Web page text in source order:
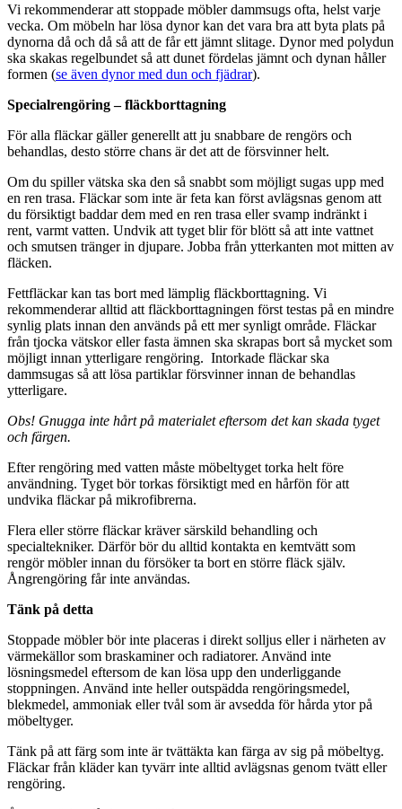
Vi rekommenderar att stoppade möbler dammsugs ofta, helst varje
vecka. Om möbeln har lösa dynor kan det vara bra att byta plats på
dynorna då och då så att de får ett jämnt slitage. Dynor med polydun
ska skakas regelbundet så att dunet fördelas jämnt och dynan håller
formen (se även dynor med dun och fjädrar).
Specialrengöring – fläckborttagning
För alla fläckar gäller generellt att ju snabbare de rengörs och
behandlas, desto större chans är det att de försvinner helt.
Om du spiller vätska ska den så snabbt som möjligt sugas upp med
en ren trasa. Fläckar som inte är feta kan först avlägsnas genom att
du försiktigt baddar dem med en ren trasa eller svamp indränkt i
rent, varmt vatten. Undvik att tyget blir för blött så att inte vattnet
och smutsen tränger in djupare. Jobba från ytterkanten mot mitten av
fläcken.
Fettfläckar kan tas bort med lämplig fläckborttagning. Vi
rekommenderar alltid att fläckborttagningen först testas på en mindre
synlig plats innan den används på ett mer synligt område. Fläckar
från tjocka vätskor eller fasta ämnen ska skrapas bort så mycket som
möjligt innan ytterligare rengöring. Intorkade fläckar ska
dammsugas så att lösa partiklar försvinner innan de behandlas
ytterligare.
Obs! Gnugga inte hårt på materialet eftersom det kan skada tyget
och färgen.
Efter rengöring med vatten måste möbeltyget torka helt före
användning. Tyget bör torkas försiktigt med en hårfön för att
undvika fläckar på mikrofibrerna.
Flera eller större fläckar kräver särskild behandling och
specialtekniker. Därför bör du alltid kontakta en kemtvätt som
rengör möbler innan du försöker ta bort en större fläck själv.
Ångrengöring får inte användas.
Tänk på detta
Stoppade möbler bör inte placeras i direkt solljus eller i närheten av
värmekällor som braskaminer och radiatorer. Använd inte
lösningsmedel eftersom de kan lösa upp den underliggande
stoppningen. Använd inte heller outspädda rengöringsmedel,
blekmedel, ammoniak eller tvål som är avsedda för hårda ytor på
möbeltyger.
Tänk på att färg som inte är tvättäkta kan färga av sig på möbeltyg.
Fläckar från kläder kan tyvärr inte alltid avlägsnas genom tvätt eller
rengöring.